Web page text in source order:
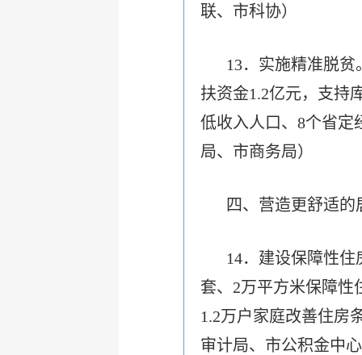
联、市科协）
13．实施精准脱
扶资金1.2亿元，支持
低收入人口、8个省定
局、市商务局）
四、营造更舒适的
14．建设保障性
套、2万平方米保障性
1.2万户家庭改善住房
审计局、市公积金中